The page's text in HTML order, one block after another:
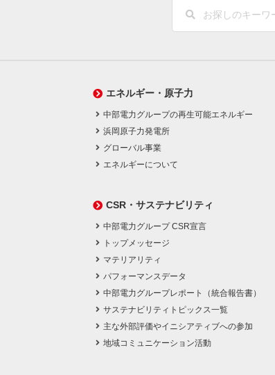
エネルギー・原子力
中部電力グループの再生可能エネルギー
浜岡原子力発電所
グローバル事業
エネルギーについて
CSR・サステナビリティ
中部電力グループ CSR宣言
トップメッセージ
マテリアリティ
パフォーマンスデータ
中部電力グループレポート（統合報告書）
サステナビリティトピックス一覧
主な外部評価やイニシアティブへの参加
地域コミュニケーション活動